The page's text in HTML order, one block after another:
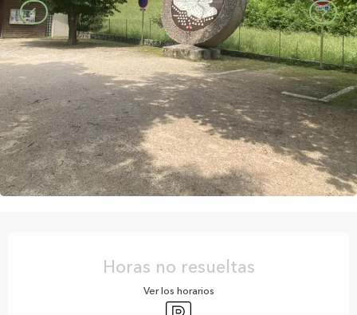
Horas no resueltas
Ver los horarios
Aparcamiento